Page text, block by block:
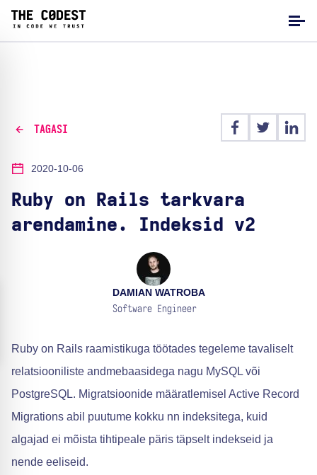
TAGASI
2020-10-06
Ruby on Rails tarkvara
arendamine. Indeksid v2
DAMIAN WATROBA
Software Engineer
Ruby on Rails raamistikuga töötades tegeleme tavaliselt
relatsiooniliste andmebaasidega nagu MySQL või
PostgreSQL. Migratsioonide määratlemisel Active Record
Migrations abil puutume kokku nn indeksitega, kuid
algajad ei mõista tihtipeale päris täpselt indekseid ja
nende eeliseid.